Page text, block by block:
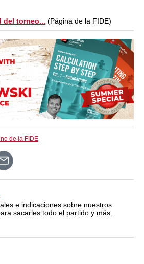
del torneo... (Página de la FIDE)
de la FIDE
e indicaciones sobre nuestros
sacarles todo el partido y más.